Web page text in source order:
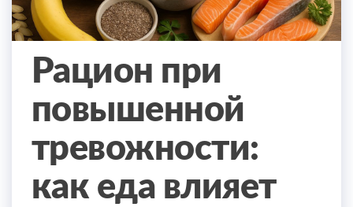
Рацион при
повышенной
тревожности:
как еда влияет